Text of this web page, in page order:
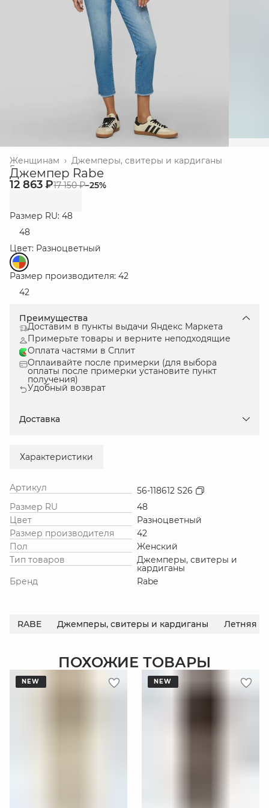
Джемперы, свитеры и кардиганы
Женщинам ›
Главная ›
Джемпер Rabe
12 863 ₽17 150 ₽−25%
Размер RU: 48
48
Цвет: Разноцветный
Размер производителя: 42
42
Преимущества
Доставим в пункты выдачи Яндекс Маркета
Примерьте товары и верните неподходящие
Оплата частями в Сплит
Оплаивайте после примерки (для выбора
оплаты после примерки установите пункт
получения)
Удобный возврат
Доставка
Характеристики
Артикул
56-118612 S26
Размер RU
48
Цвет
Разноцветный
Размер производителя
42
Пол
Женский
Тип товаров
Джемперы, свитеры и
кардиганы
Бренд
Rabe
RABE Джемперы, свитеры и кардиганы Летняя
ПОХОЖИЕ ТОВАРЫ
NEW NEW